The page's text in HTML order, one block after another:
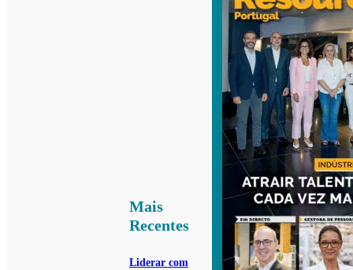
Mais
Recentes
Liderar com